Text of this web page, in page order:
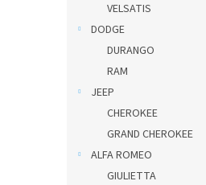
VELSATIS
DODGE
DURANGO
RAM
JEEP
CHEROKEE
GRAND CHEROKEE
ALFA ROMEO
GIULIETTA